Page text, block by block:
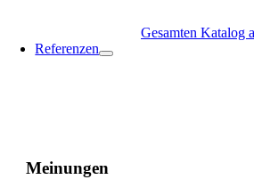
Gesamten Katalog
Referenzen
Meinungen